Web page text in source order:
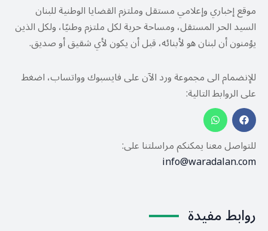
موقع إخباري وإعلامي مستقل وملتزم القضايا الوطنية للبنان
السيد الحر المستقل، ومساحة حرية لكل ملتزم وطنيًا، ولكل الذين
يؤمنون أن لبنان هو لأبنائه، قبل أن يكون لأي شقيق أو صديق.
للإنضمام الى مجموعة ورد الآن على فايسبوك وواتساب، اضغط
على الروابط التالية:
للتواصل معنا يمكنكم مراسلتنا على:
info@waradalan.com
روابط مفيدة